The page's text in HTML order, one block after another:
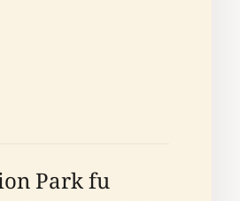
Park fu